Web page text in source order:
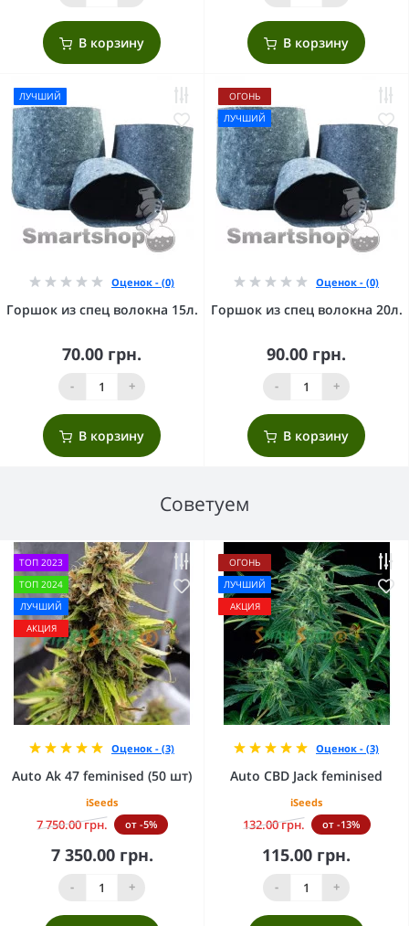
В корзину В корзину
ЛУЧШИЙ
Оценок - (0)
Горшок из спец волокна 15л.
70.00 грн.
- +
В корзину
ОГОНЬ
ЛУЧШИЙ
Оценок - (0)
Горшок из спец волокна 20л.
90.00 грн.
- +
В корзину
Советуем
ТОП 2023
ТОП 2024
ЛУЧШИЙ
АКЦИЯ
Оценок - (3)
Auto Ak 47 feminised (50 шт)
iSeeds
7 750.00 грн. от -5%
7 350.00 грн.
- +
ОГОНЬ
ЛУЧШИЙ
АКЦИЯ
Оценок - (3)
Auto CBD Jack feminised
iSeeds
132.00 грн. от -13%
115.00 грн.
- +